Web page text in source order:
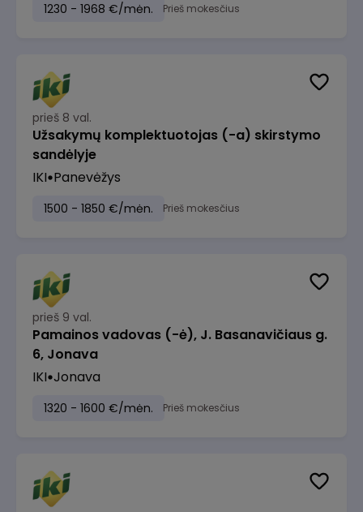
1230 - 1968 €/mėn. Prieš mokesčius
prieš 8 val.
Užsakymų komplektuotojas (-a) skirstymo
sandėlyje
IKI Panevėžys
1500 - 1850 €/mėn. Prieš mokesčius
prieš 9 val.
Pamainos vadovas (-ė), J. Basanavičiaus g.
6, Jonava
IKI Jonava
1320 - 1600 €/mėn. Prieš mokesčius